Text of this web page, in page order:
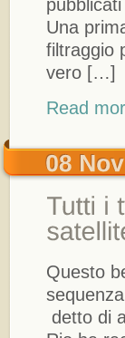
Una
filtraggio
vero […]
Read
Questo
detto di